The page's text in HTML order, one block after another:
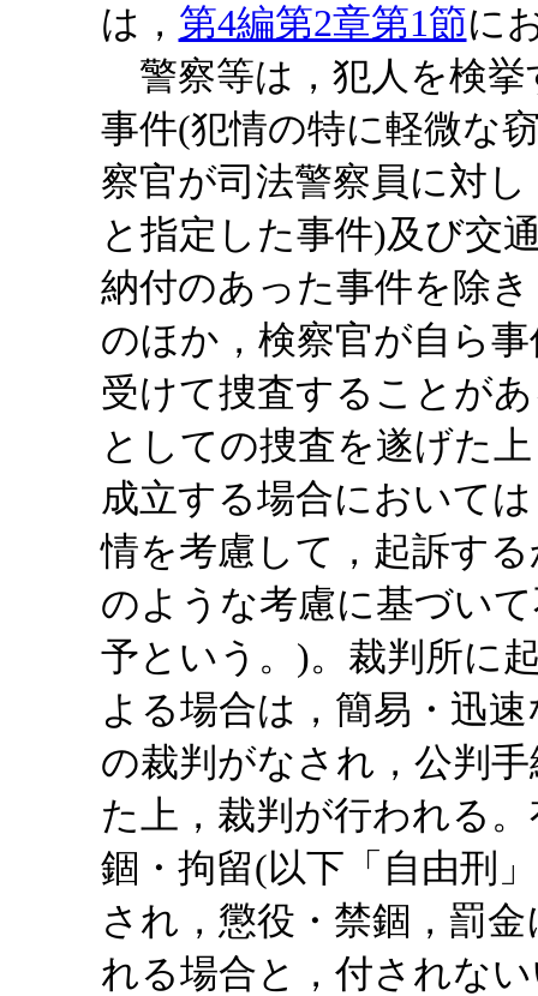
は， 第4編第2章第1節に
警察等は，犯人を検挙
事件(犯情の特に軽微な
察官が司法警察員に対
と指定した事件)及び交
納付のあった事件を除
のほか，検察官が自ら
受けて捜査することが
としての捜査を遂げた
成立する場合において
情を考慮して，起訴す
のような考慮に基づい
予という。)。裁判所に
よる場合は，簡易・迅
の裁判がなされ，公判
た上，裁判が行われる
錮・拘留(以下「自由刑
され，懲役・禁錮，罰
れる場合と，付されな